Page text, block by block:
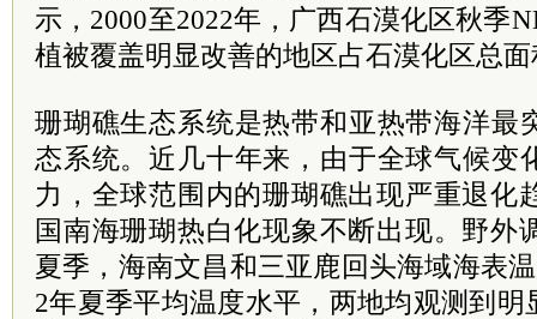
示，2000至2022年，广西石漠化区秋季
植被覆盖明显改善的地区占石漠化区总面
珊瑚礁生态系统是热带和亚热带海洋最
态系统。近几十年来，由于全球气候变
力，全球范围内的珊瑚礁出现严重退化
国南海珊瑚热白化现象不断出现。野外
夏季，海南文昌和三亚鹿回头海域海表
2年夏季平均温度水平，两地均观测到